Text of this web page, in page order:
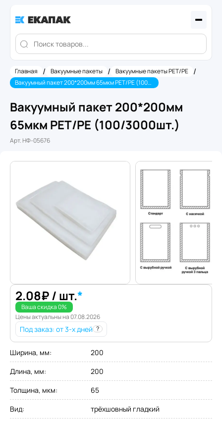
Главная / Вакуумные пакеты / Вакуумные пакеты PET/PE /
Вакуумный пакет 200*200мм 65мкм PET/PE (100/3000шт.)
Вакуумный пакет 200*200мм
65мкм PET/PE (100/3000шт.)
Арт. НФ-05676
2.08₽/ шт.*
Ваша скидка0%
Цены актуальны на 07.08.2026
Под заказ: от 3-х дней ?
Ширина, мм:
200
Длина, мм:
200
Толщина, мкм:
65
Вид:
трёхшовный гладкий